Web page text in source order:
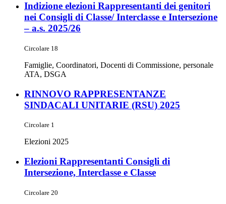
Indizione elezioni Rappresentanti dei genitori
nei Consigli di Classe/ Interclasse e Intersezione
– a.s. 2025/26
Circolare 18
Famiglie, Coordinatori, Docenti di Commissione, personale
ATA, DSGA
RINNOVO RAPPRESENTANZE
SINDACALI UNITARIE (RSU) 2025
Circolare 1
Elezioni 2025
Elezioni Rappresentanti Consigli di
Intersezione, Interclasse e Classe
Circolare 20